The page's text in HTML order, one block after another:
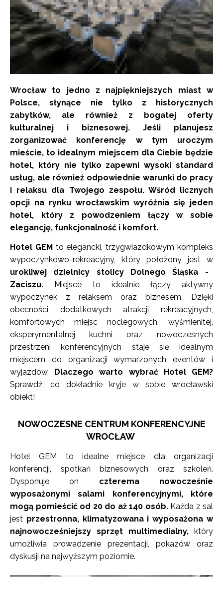
Wrocław to jedno z najpiękniejszych miast w
Polsce, słynące nie tylko z historycznych
zabytków, ale również z bogatej oferty
kulturalnej i biznesowej. Jeśli planujesz
zorganizować konferencję w tym uroczym
mieście, to idealnym miejscem dla Ciebie będzie
hotel, który nie tylko zapewni wysoki standard
usług, ale również odpowiednie warunki do pracy
i relaksu dla Twojego zespołu. Wśród licznych
opcji na rynku wrocławskim wyróżnia się jeden
hotel, który z powodzeniem łączy w sobie
elegancję, funkcjonalność i komfort.
Hotel GEM to elegancki, trzygwiazdkowym kompleks
wypoczynkowo-rekreacyjny, który położony jest w
urokliwej dzielnicy stolicy Dolnego Śląska -
Zaciszu. Miejsce to idealnie łączy aktywny
wypoczynek z relaksem oraz biznesem. Dzięki
obecności dodatkowych atrakcji rekreacyjnych,
komfortowych miejsc noclegowych, wyśmienitej,
eksperymentalnej kuchni oraz nowoczesnych
przestrzeni konferencyjnych staje się idealnym
miejscem do organizacji wymarzonych eventów i
wyjazdów. Dlaczego warto wybrać Hotel GEM?
Sprawdź, co dokładnie kryje w sobie wrocławski
obiekt!
NOWOCZESNE CENTRUM KONFERENCYJNE
WROCŁAW
Hotel GEM to idealne miejsce dla organizacji
konferencji, spotkań biznesowych oraz szkoleń.
Dysponuje on czterema nowocześnie
wyposażonymi salami konferencyjnymi, które
mogą pomieścić od 20 do aż 140 osób.Każda z sal
jest przestronna, klimatyzowana i wyposażona w
najnowocześniejszy sprzęt multimedialny, który
umożliwia prowadzenie prezentacji, pokazów oraz
dyskusji na najwyższym poziomie.